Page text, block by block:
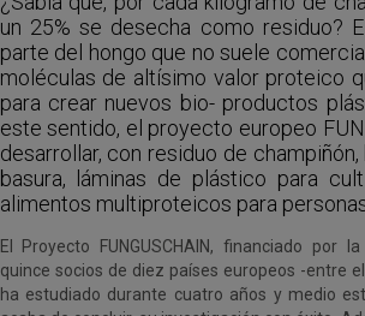
un 25% se desecha como residuo?
parte del hongo que no suele
moléculas de altísimo valor proteico
para crear nuevos bio- productos
este sentido, el proyecto europeo
desarrollar, con residuo de
basura, láminas de plástico para
alimentos multiproteicos para
El Proyecto FUNGUSCHAIN, financiado
quince socios de diez países europeos -entre
ha estudiado durante cuatro años y medio